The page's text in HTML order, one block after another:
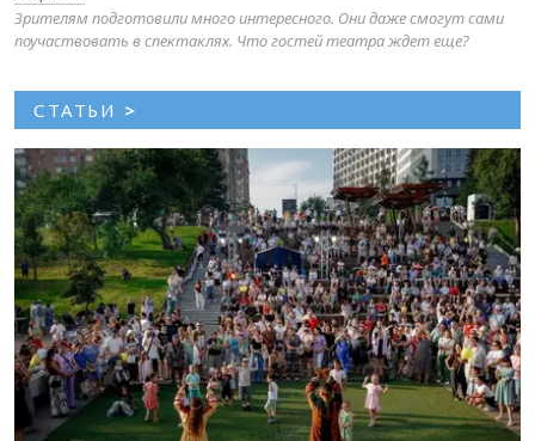
Зрителям подготовили много интересного. Они даже смогут сами
поучаствовать в спектаклях. Что гостей театра ждет еще?
СТАТЬИ >